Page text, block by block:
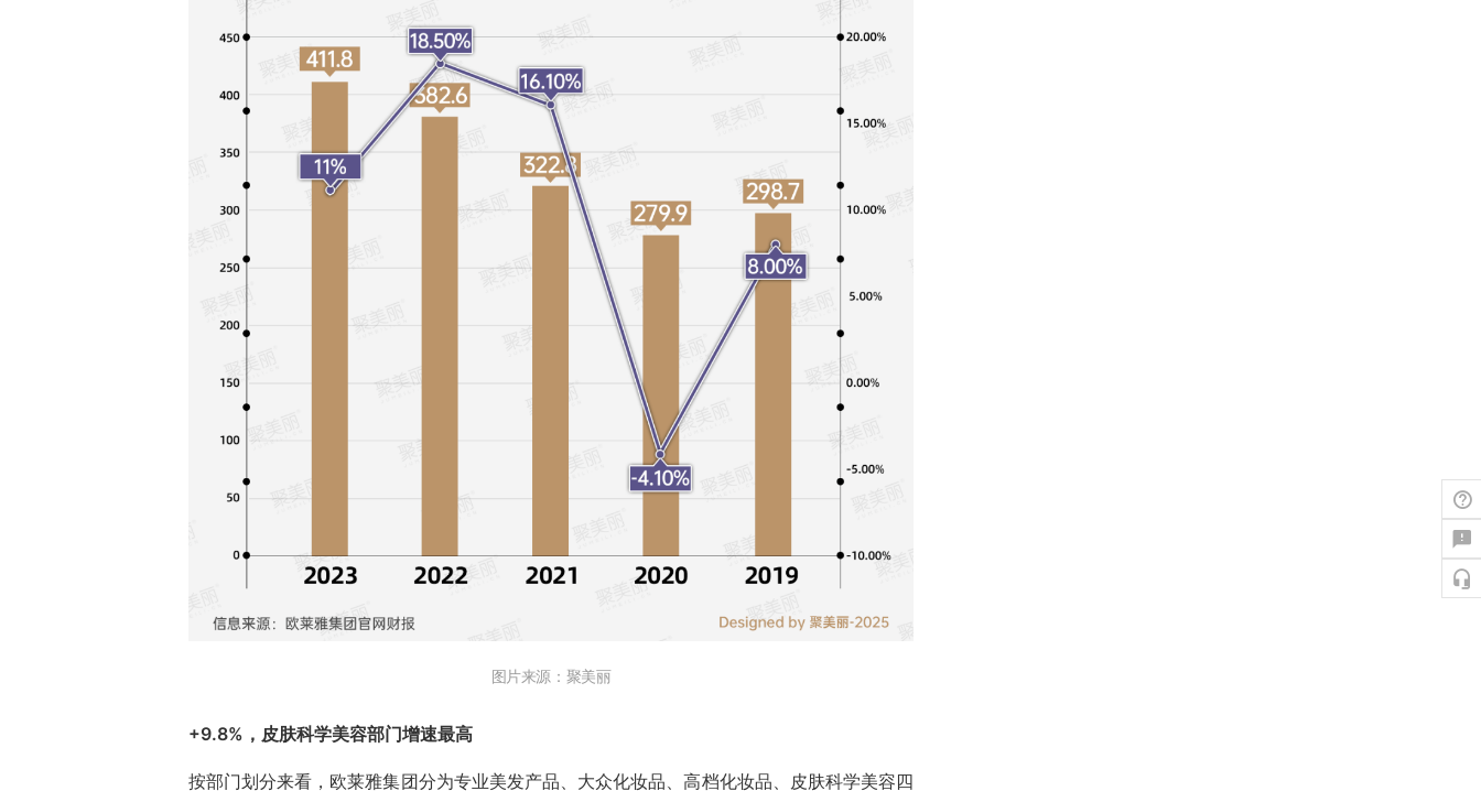
图片来源：聚美丽
+9.8%，皮肤科学美容部门增速最高
按部门划分来看，欧莱雅集团分为专业美发产品、大众化妆品、高档化妆品、皮肤科学美容四